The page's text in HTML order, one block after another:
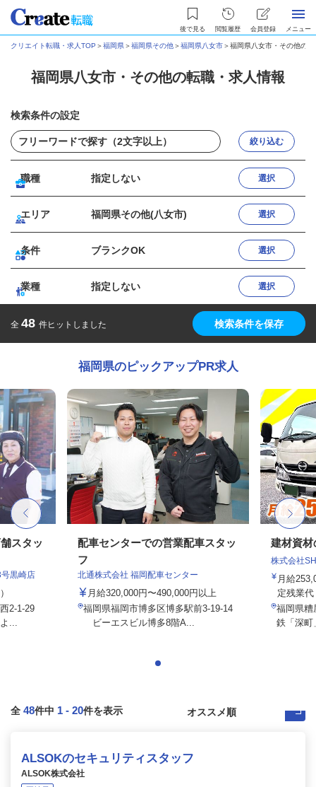
後で見る 閲覧履歴 会員登録 メニュー
クリエイト転職・求人TOP ＞福岡県＞福岡県その他＞福岡県八女市＞福岡県八女市・その他の
福岡県八女市・その他の転職・求人情報
検索条件の設定
絞り込む
職種 指定しない 選択
エリア 福岡県その他(八女市) 選択
条件 ブランクOK 選択
業種 指定しない 選択
全 48 件ヒットしました 検索条件を保存
福岡県のピックアップPR求人
スタッ
黒崎店
2-1-29
...
配車センターでの営業配車スタッ
フ
北通株式会社 福岡配車センター
月給320,000円〜490,000円以上
福岡県福岡市博多区博多駅前3-19-14
ビーエスビル博多8階A...
建材資
株式会社
月給
定残業
福岡県糟
鉄「深町
全 48件中 1 - 20件を表示
ALSOKのセキュリティスタッフ
ALSOK株式会社